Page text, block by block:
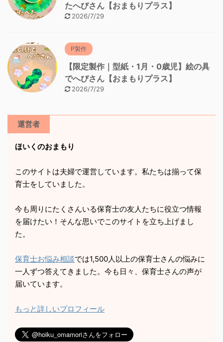
たへびさん【おまもりプラス】
2026/7/29
P製作
【限定製作｜型紙・1月・0歳児】絵の具
でへびさん【おまもりプラス】
2026/7/29
運営者
ほいくのおまもり
このサイトは夫婦で運営しています。私たちは揃って保
育士をしていました。
今も周りにたくさんいる保育士の友人たちに役立つ情報
を届けたい！そんな思いでこのサイトを立ち上げまし
た。
保育士お悩み相談では1,500人以上の保育士さんの悩みに
一人ずつ答えてきました。今も日々、保育士さんの声が
届いています。
もっと詳しいプロフィール